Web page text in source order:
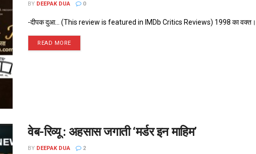
BY DEEPAK DUA 0
-दीपक दुआ... (This review is featured in IMDb Critics Reviews) 1998 का वक्त।
READ MORE
वेब-रिव्यू : अहसास जगाती ‘मर्डर इन माहिम’
BY DEEPAK DUA 2